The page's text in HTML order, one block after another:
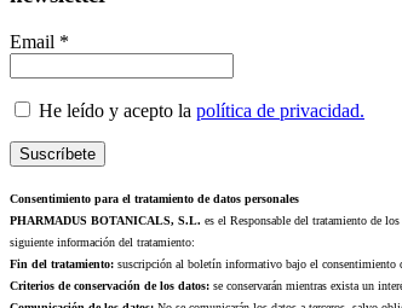
Email *
He leído y acepto la política de privacidad.
Consentimiento para el tratamiento de datos personales
PHARMADUS BOTANICALS, S.L. es el Responsable del tratamiento de
siguiente información del tratamiento:
Fin del tratamiento: suscripción al boletín informativo bajo el consentimiento
Criterios de conservación de los datos: se conservarán mientras exista un